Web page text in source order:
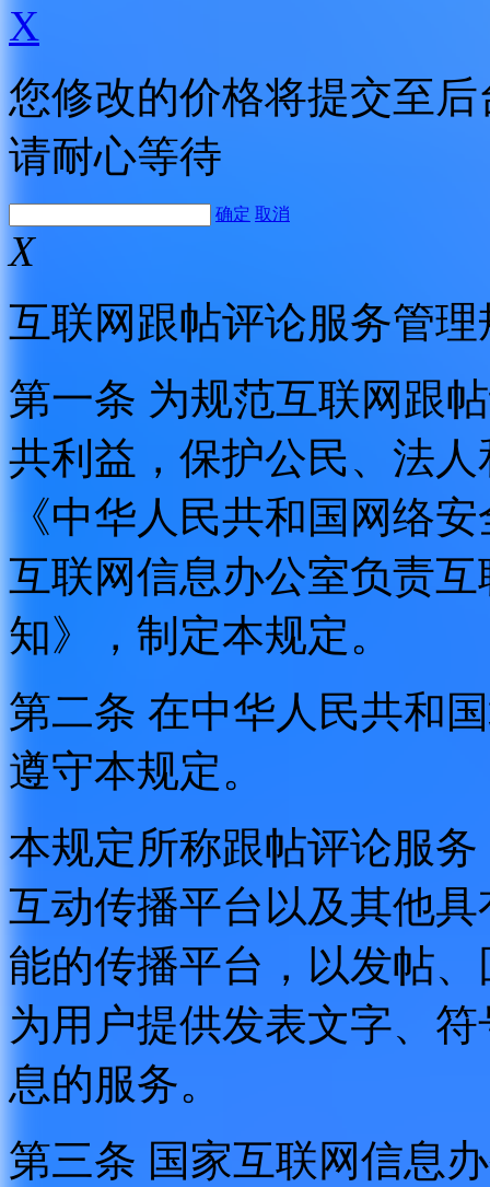
X
您修改的价格将提交至
请耐心等待
确定 取消
X
互联网跟帖评论服务管理
第一条 为规范互联网跟
共利益，保护公民、法
《中华人民共和国网络
互联网信息办公室负责
知》，制定本规定。
第二条 在中华人民共和
遵守本规定。
本规定所称跟帖评论服
互动传播平台以及其他
能的传播平台，以发帖
为用户提供发表文字、
息的服务。
第三条 国家互联网信息